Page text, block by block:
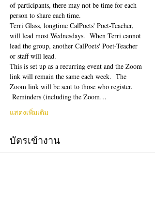
of participants, there may not be time for each
person to share each time.
Terri Glass, longtime CalPoets' Poet-Teacher,
will lead most Wednesdays.  When Terri cannot
lead the group, another CalPoets' Poet-Teacher
or staff will lead.
This is set up as a recurring event and the Zoom
link will remain the same each week.  The
Zoom link will be sent to those who register.
Reminders (including the Zoom…
แสดงเพิ่มเติม
บัตรเข้างาน